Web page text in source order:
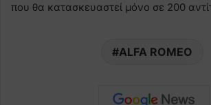
που θα κατασκευαστεί μόνο σε 200
ALFA ROMEO